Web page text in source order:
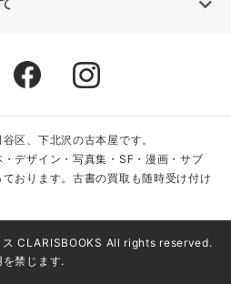
区、下北沢の古本屋です。
デザイン・写真集・SF・漫画・サブ
おります。古書の買取も随時受け付け
CLARISBOOKS All rights reserved.
禁じます.